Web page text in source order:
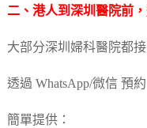
二、港人到深圳醫院前
大部分深圳婦科醫院都
透過 WhatsApp/微信 預約
簡單提供：